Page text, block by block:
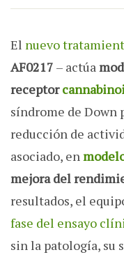
El nuevo
AF0217 – actúa
receptor
síndrome de Down
reducción de
asociado, en
mejora del
resultados, el
fase del ensayo
sin la patología, su